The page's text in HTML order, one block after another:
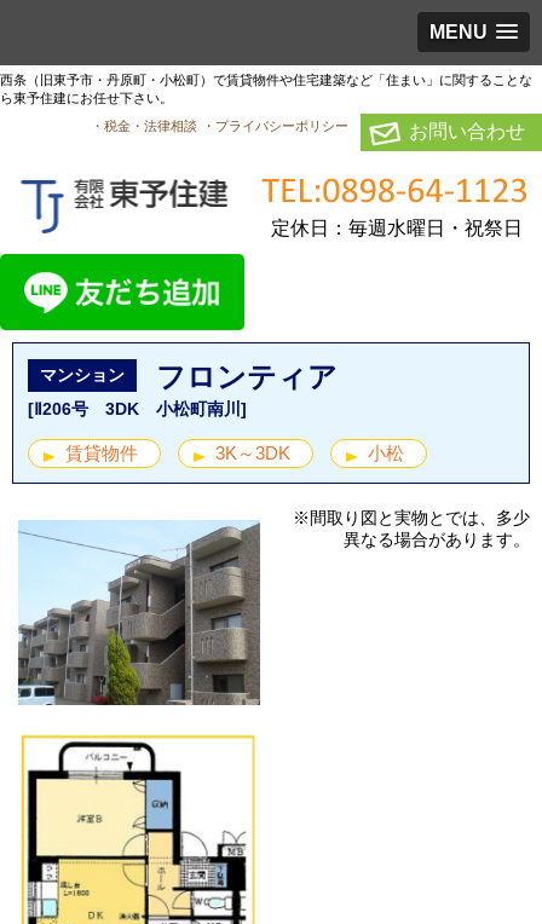
MENU
西条（旧東予市・丹原町・小松町）で賃貸物件や住宅建築など「住まい」に関することな
ら東予住建にお任せ下さい。
・税金・法律相談
・プライバシーポリシー お問い合わせ
定休日：毎週水曜日・祝祭日
マンション フロンティア
[Ⅱ206号 3DK 小松町南川]
賃貸物件 3K～3DK 小松
※間取り図と実物とでは、多少
異なる場合があります。